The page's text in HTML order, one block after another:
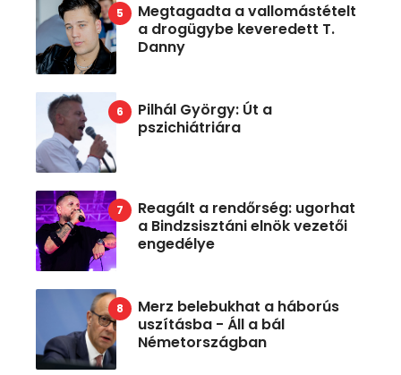
Megtagadta a vallomástételt
a drogügybe keveredett T.
Danny
Pilhál György: Út a
pszichiátriára
Reagált a rendőrség: ugorhat
a Bindzsisztáni elnök vezetői
engedélye
Merz belebukhat a háborús
uszításba - Áll a bál
Németországban